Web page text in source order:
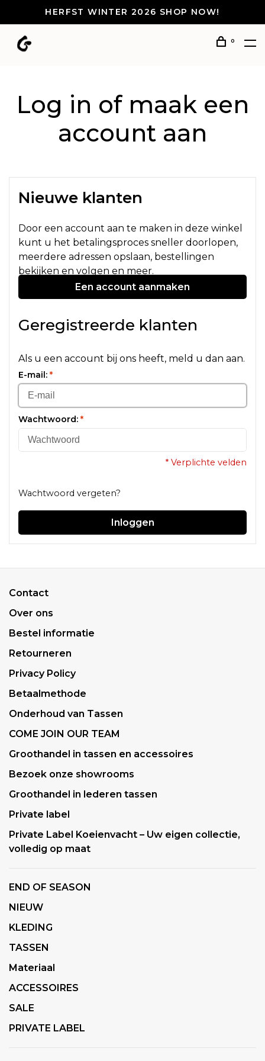
HERFST WINTER 2026 SHOP NOW!
0
Log in of maak een
account aan
Nieuwe klanten
Door een account aan te maken in deze winkel
kunt u het betalingsproces sneller doorlopen,
meerdere adressen opslaan, bestellingen
bekijken en volgen en meer.
Een account aanmaken
Geregistreerde klanten
Als u een account bij ons heeft, meld u dan aan.
E-mail: *
Wachtwoord: *
* Verplichte velden
Wachtwoord vergeten?
Inloggen
Contact
Over ons
Bestel informatie
Retourneren
Privacy Policy
Betaalmethode
Onderhoud van Tassen
COME JOIN OUR TEAM
Groothandel in tassen en accessoires
Bezoek onze showrooms
Groothandel in lederen tassen
Private label
Private Label Koeienvacht – Uw eigen collectie,
volledig op maat
END OF SEASON
NIEUW
KLEDING
TASSEN
Materiaal
ACCESSOIRES
SALE
PRIVATE LABEL